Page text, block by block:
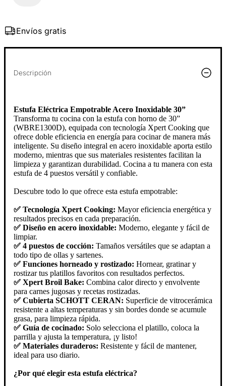
Envíos gratis
Descripción
Estufa Eléctrica Empotrable Acero Inoxidable 30”
Transforma tu cocina con la estufa con horno de 30”
(WBRE1300D), equipada con tecnología Xpert Cooking que
ofrece doble eficiencia en energía para cocinar de manera más
inteligente. Su diseño integral en acero inoxidable aporta estilo
moderno, mientras que sus materiales resistentes facilitan la
limpieza y garantizan durabilidad. Cocina a tu manera con esta
estufa de 4 puestos versátil y confiable.
Descubre todo lo que ofrece esta estufa empotrable:
✅ Tecnología Xpert Cooking: Mayor eficiencia energética y
resultados precisos en cada preparación.
✅ Diseño en acero inoxidable: Moderno, elegante y fácil de
limpiar.
✅ 4 puestos de cocción: Tamaños versátiles que se adaptan a
todo tipo de ollas y sartenes.
✅ Funciones horneado y rostizado: Hornear, gratinar y
rostizar tus platillos favoritos con resultados perfectos.
✅ Xpert Broil Bake: Combina calor directo y envolvente
para carnes jugosas y recetas rostizadas.
✅ Cubierta SCHOTT CERAN: Superficie de vitrocerámica
resistente a altas temperaturas y sin bordes donde se acumule
grasa, para limpieza rápida.
✅ Guía de cocinado: Solo selecciona el platillo, coloca la
parrilla y ajusta la temperatura, ¡y listo!
✅ Materiales duraderos: Resistente y fácil de mantener,
ideal para uso diario.
¿Por qué elegir esta estufa eléctrica?